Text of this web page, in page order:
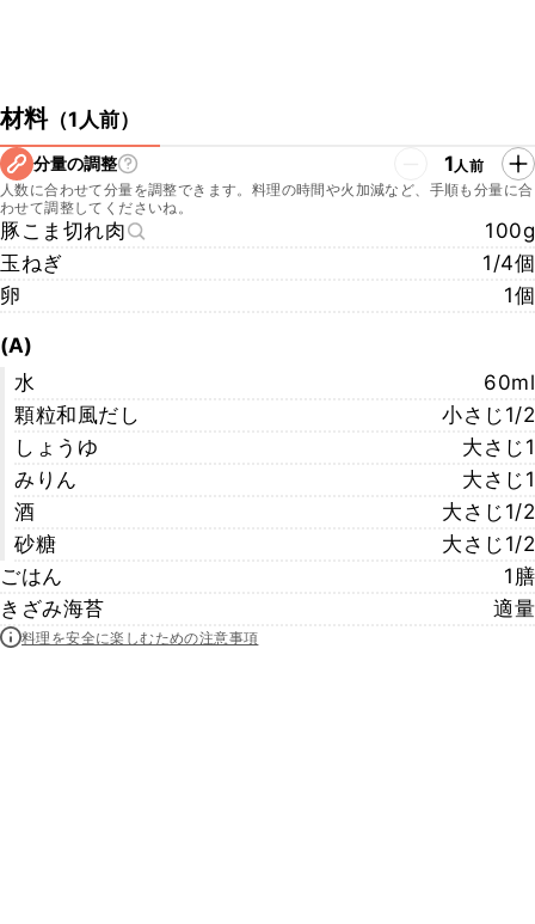
材料（1人前）
分量の調整 1人前
人数に合わせて分量を調整できます。料理の時間や火加減など、手順も分量に合
わせて調整してくださいね。
豚こま切れ肉
100g
玉ねぎ
1/4個
卵
1個
(A)
水
60ml
顆粒和風だし
小さじ1/2
しょうゆ
大さじ1
みりん
大さじ1
酒
大さじ1/2
砂糖
大さじ1/2
ごはん
1膳
きざみ海苔
適量
料理を安全に楽しむための注意事項